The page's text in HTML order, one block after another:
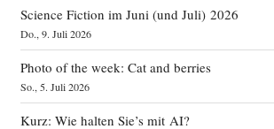
Science Fiction im Juni (und Juli) 2026
Do., 9. Juli 2026
Photo of the week: Cat and berries
So., 5. Juli 2026
Kurz: Wie halten Sie’s mit AI?